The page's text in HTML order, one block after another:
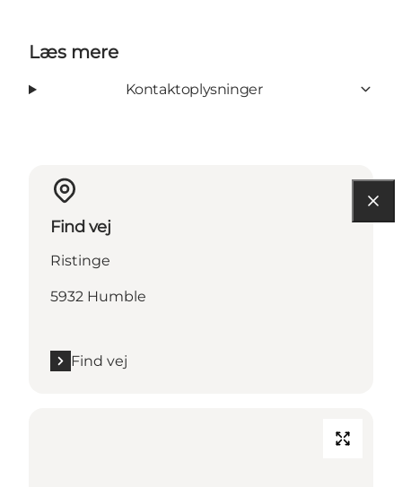
Læs mere
Kontaktoplysninger
Find vej
Ristinge
5932 Humble
Find vej